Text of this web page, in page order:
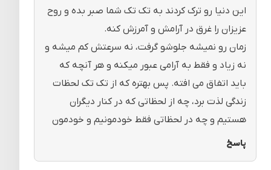
این دنیا رو ترک کردند به تک تک شما صبر بده و روح
عزیزان را غرق در آرامش و آمرزش کنه.
زمان رو نمیشه جلوشو گرفت، نه سرعتش کم میشه و
نه زیاد و فقط به آرامی عبور میکنه و هر آنچه که
باید اتفاق می افته. پس بهتره که از تک تک لحظات
زندگی لذت برد، چه از لحظاتی که در کنار دیگران
هستیم و چه در لحظاتی فقط خودمونیم و خودمون
پاسخ